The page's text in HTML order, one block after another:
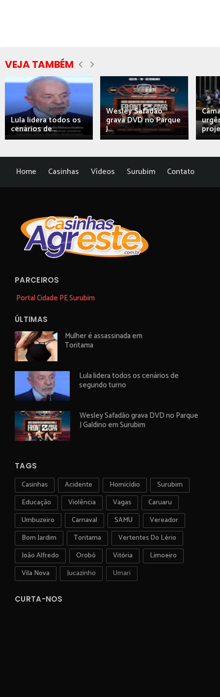
VEJA TAMBÉM
Lula lidera todos os
cenários de...
Wesley Safadão
grava DVD no Parque
J...
Home Casinhas Vídeos Surubim Contato
PARCEIROS
Portal Cidade PE Surubim
ÚLTIMAS
Mulher é assassinada em
Toritama
Lula lidera todos os cenários de
segundo turno
Wesley Safadão grava DVD no Parque
J Galdino em Surubim
TAGS
Casinhas Acidente Homicídio
Surubim
Educação
Violência Vagas
Caruaru
Umbuzeiro
Carnaval SAMU
Vereador
Bom Jardim
Toritama
Vertentes Do Lério
João Alfredo
Orobó Vitória
Limoeiro
Vila Nova
Jucazinho Umari
CURTA-NOS